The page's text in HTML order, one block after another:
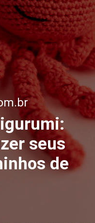
seus
de